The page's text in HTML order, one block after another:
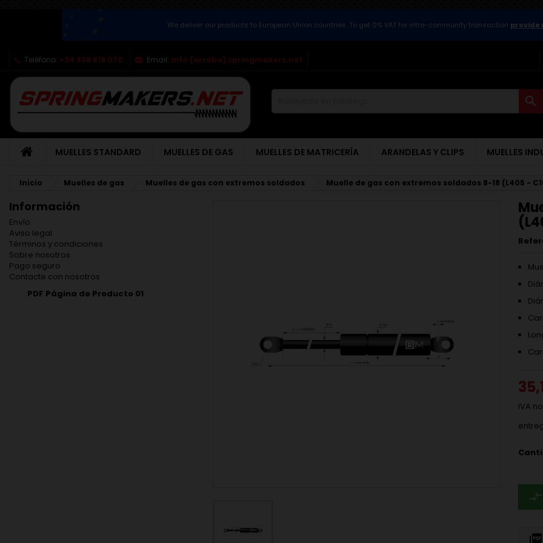
We deliver our products to European Union countries. To get 0% VAT for intra-community transaction provide
Teléfono: +34 938 618 070 Email: info (arroba) springmakers.net

MUELLES STANDARD MUELLES DE GAS MUELLES DE MATRICERÍA ARANDELAS Y CLIPS MUELLES
Inicio Muelles de gas Muelles de gas con extremos soldados Muelle de gas con extremos soldados 8-18 (L405 -
Información
Envío
Aviso legal
Términos y condiciones
Sobre nosotros
Pago seguro
Contacte con nosotros
PDF Página de Producto 01
IVA
compare_arrows
